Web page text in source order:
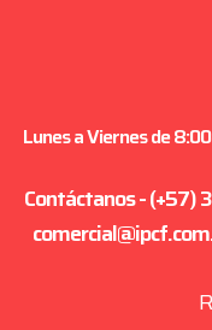
Lunes a Viernes de
Contáctanos - (+57)